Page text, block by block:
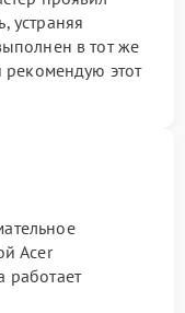
устраняя
в тот же
рекомендую этот
Acer
работает